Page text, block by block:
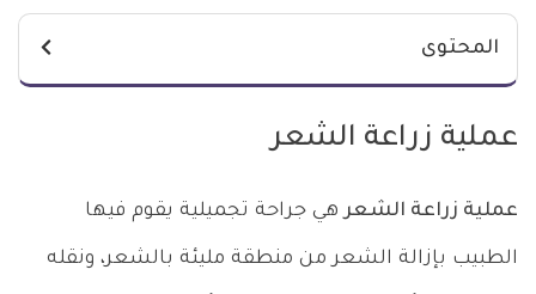
المحتوى
عملية زراعة الشعر
عملية زراعة الشعرهي جراحة تجميلية يقوم فيها
الطبيب بإزالة الشعر من منطقة مليئة بالشعر، ونقله